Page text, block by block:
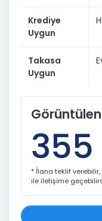
Krediye
Uygun
Takasa
Uygun
355
* İlana teklif
ile iletişime